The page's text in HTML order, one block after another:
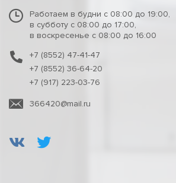
Работаем в будни с 08:00 до 19:00,
в субботу с 08:00 до 17:00,
в воскресенье с 08:00 до 16:00
+7 (8552) 47-41-47
+7 (8552) 36-64-20
+7 (917) 223-03-76
366420@mail.ru